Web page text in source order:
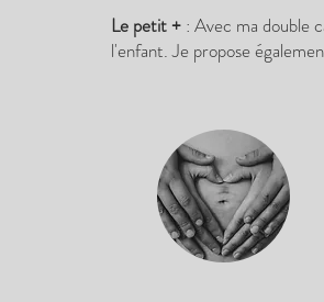
Le petit + : Avec ma double
l'enfant. Je propose